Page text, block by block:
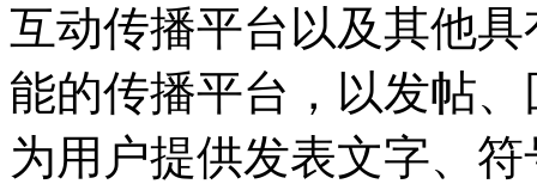
互动传播平台以及其他
能的传播平台，以发帖
为用户提供发表文字、